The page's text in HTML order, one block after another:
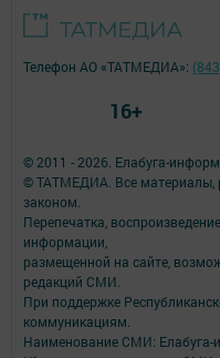
© 2011 - 2026. Елабуга-
© ТАТМЕДИА. Все материалы,
законом.
Перепечатка,
информации,
размещенной на сайте,
редакций СМИ.
При поддержке
коммуникациям.
Наименование СМИ: Елабуга-
Телефон АО «ТАТМЕДИА»:
16+